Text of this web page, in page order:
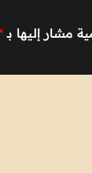
مشار إليها بـ